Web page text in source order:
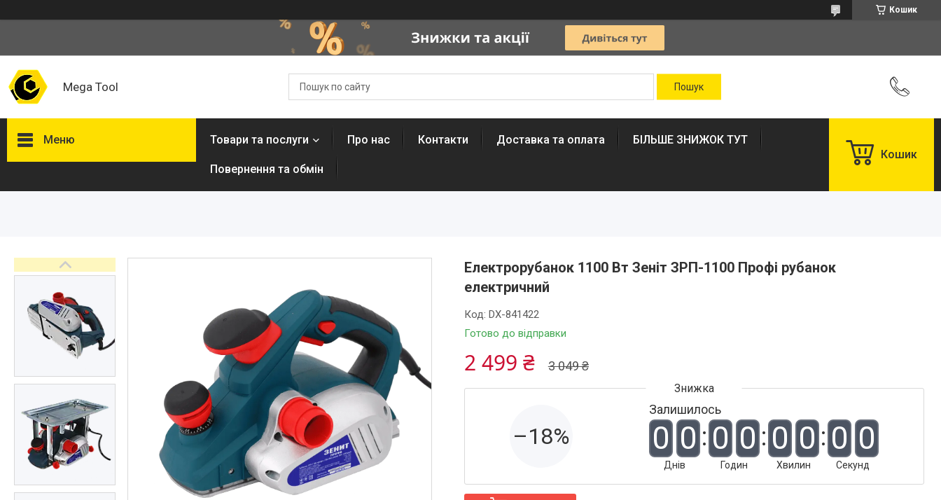
Кошик
Mega Tool
Меню
Енергозабезпечення
обладнання
Засоби індивідуального
захисту нов
Двигуни бензинові
АКБ
Бензоінструмент
Набори гайкових ключів
Компресометри
Товари та послуги Про нас Контакти Доставка та оплата БІЛЬШЕ ЗНИЖОК ТУТ
Повернення та обмін
Кошик
Електрорубанок 1100 Вт Зеніт ЗРП-1100 Профі рубанок
електричний
Готово до відправки
Код: DX-841422
3 049 ₴
2 499 ₴
–18%
Залишилось
0 0
Днів
0 0
Годин
0 0
Хвилин
0 0
Секунд